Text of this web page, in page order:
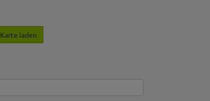
Karte laden